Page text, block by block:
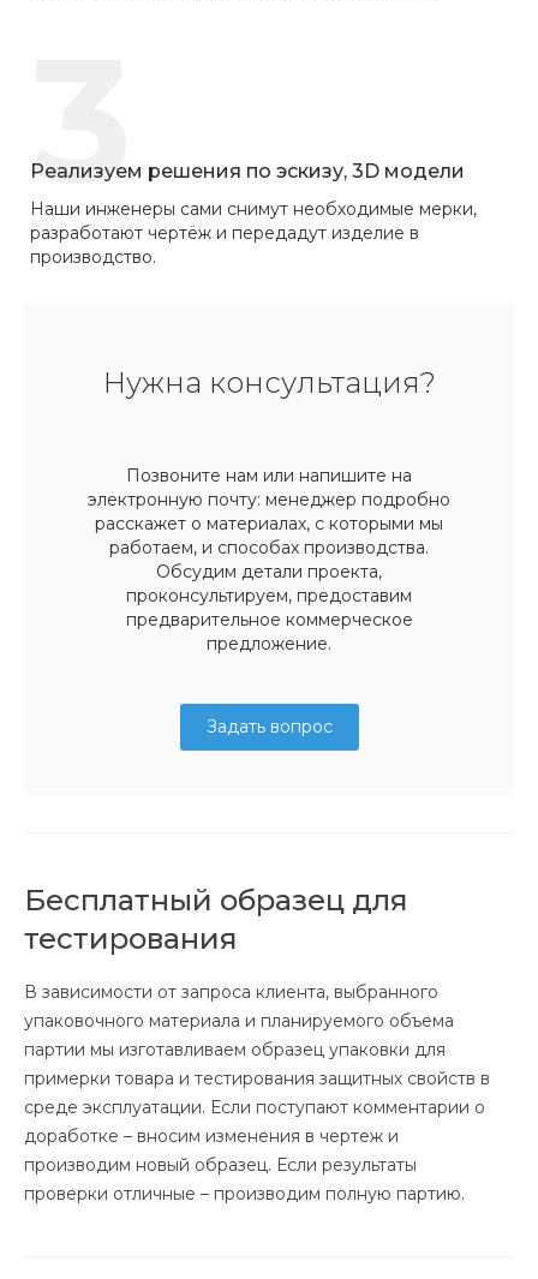
3
Реализуем решения по эскизу, 3D модели
Наши инженеры сами снимут необходимые мерки,
разработают чертёж и передадут изделие в
производство.
Нужна консультация?
Позвоните нам или напишите на
электронную почту: менеджер подробно
расскажет о материалах, с которыми мы
работаем, и способах производства.
Обсудим детали проекта,
проконсультируем, предоставим
предварительное коммерческое
предложение.
Задать вопрос
Бесплатный образец для
тестирования
В зависимости от запроса клиента, выбранного
упаковочного материала и планируемого объема
партии мы изготавливаем образец упаковки для
примерки товара и тестирования защитных свойств в
среде эксплуатации. Если поступают комментарии о
доработке – вносим изменения в чертеж и
производим новый образец. Если результаты
проверки отличные – производим полную партию.